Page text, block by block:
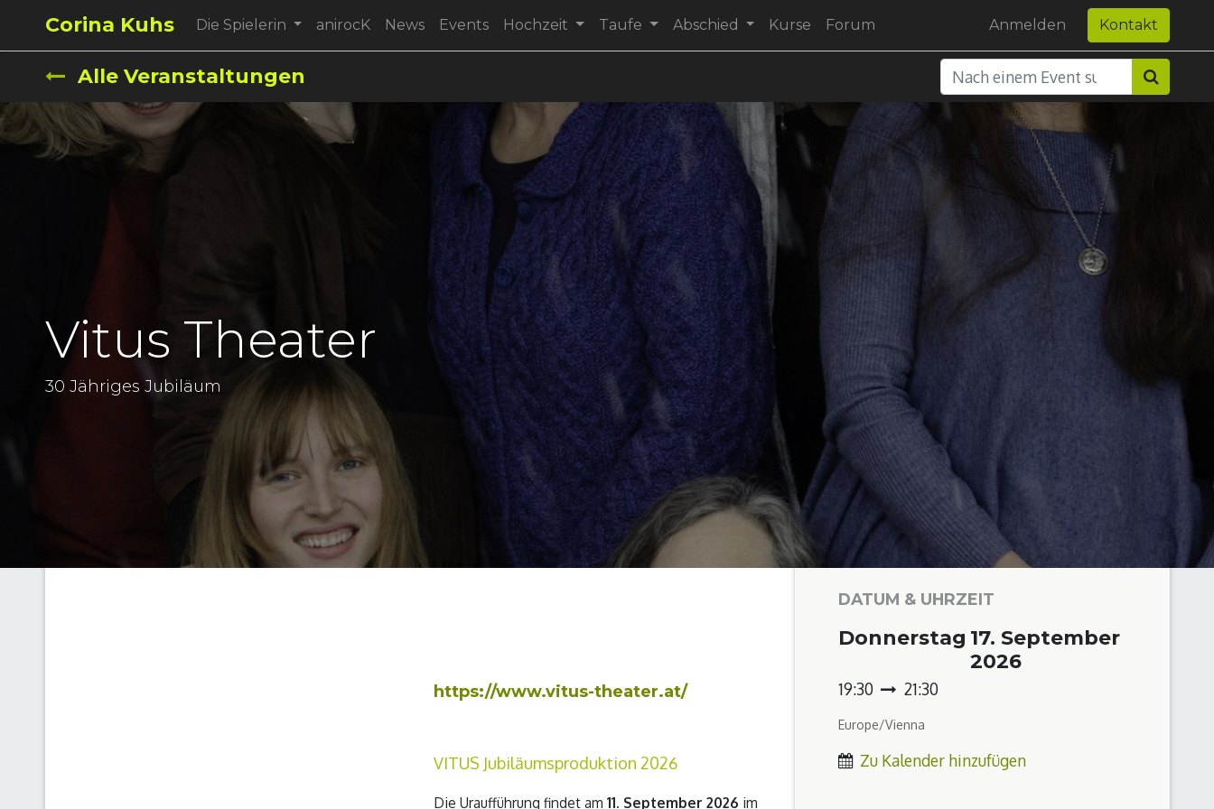
Corina Kuhs Die Spielerin anirocK News Events Hochzeit Taufe Abschied Kurse Forum Anmelden Kontakt
Alle Veranstaltungen
Vitus Theater
30 Jähriges Jubiläum
https://www.vitus-theater.at/
VITUS Jubiläumsproduktion 2026
Die Uraufführung findet am 11. September 2026 im
DATUM & UHRZEIT
Donnerstag 17. September
2026
19:30 21:30
Europe/Vienna
Zu Kalender hinzufügen